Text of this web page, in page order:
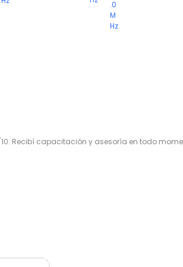
.0
M
Hz
Recibí capacitación y asesoría en todo